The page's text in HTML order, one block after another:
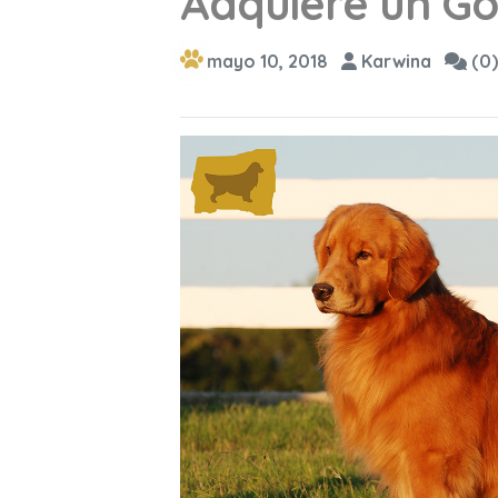
mayo 10, 2018 Karwina (0)